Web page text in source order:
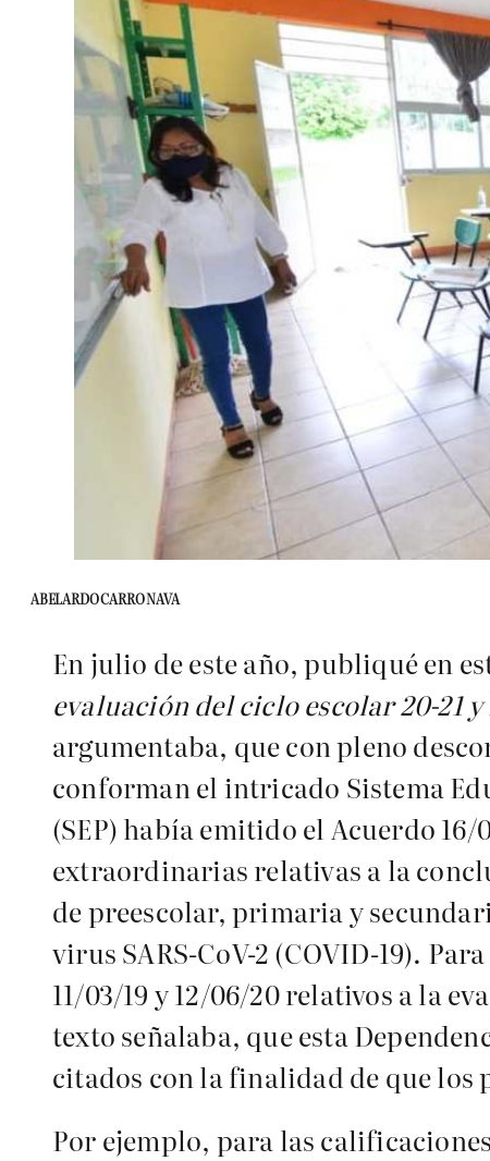
ABELARDO CARRO NAVA
En julio de este año, publiqué en
evaluación del ciclo escolar 20-21
argumentaba, que con pleno
conforman el intricado Sistema
(SEP) había emitido el Acuerdo
extraordinarias relativas a la
de preescolar, primaria y
virus SARS-CoV-2 (COVID-19).
11/03/19 y 12/06/20 relativos a la
texto señalaba, que esta
citados con la finalidad de que
Por ejemplo, para las